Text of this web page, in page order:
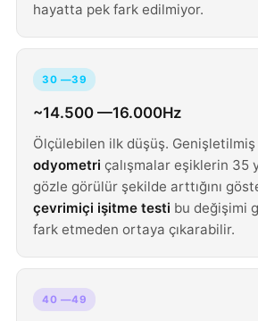
hayatta pek fark edilmiyor.
30 —39
~14.500 —16.000Hz
Ölçülebilen ilk düşüş.
odyometri çalışmalar eşiklerin 35
gözle görülür şekilde arttığını
çevrimiçi işitme testi bu değişimi
fark etmeden ortaya çıkarabilir.
40 —49